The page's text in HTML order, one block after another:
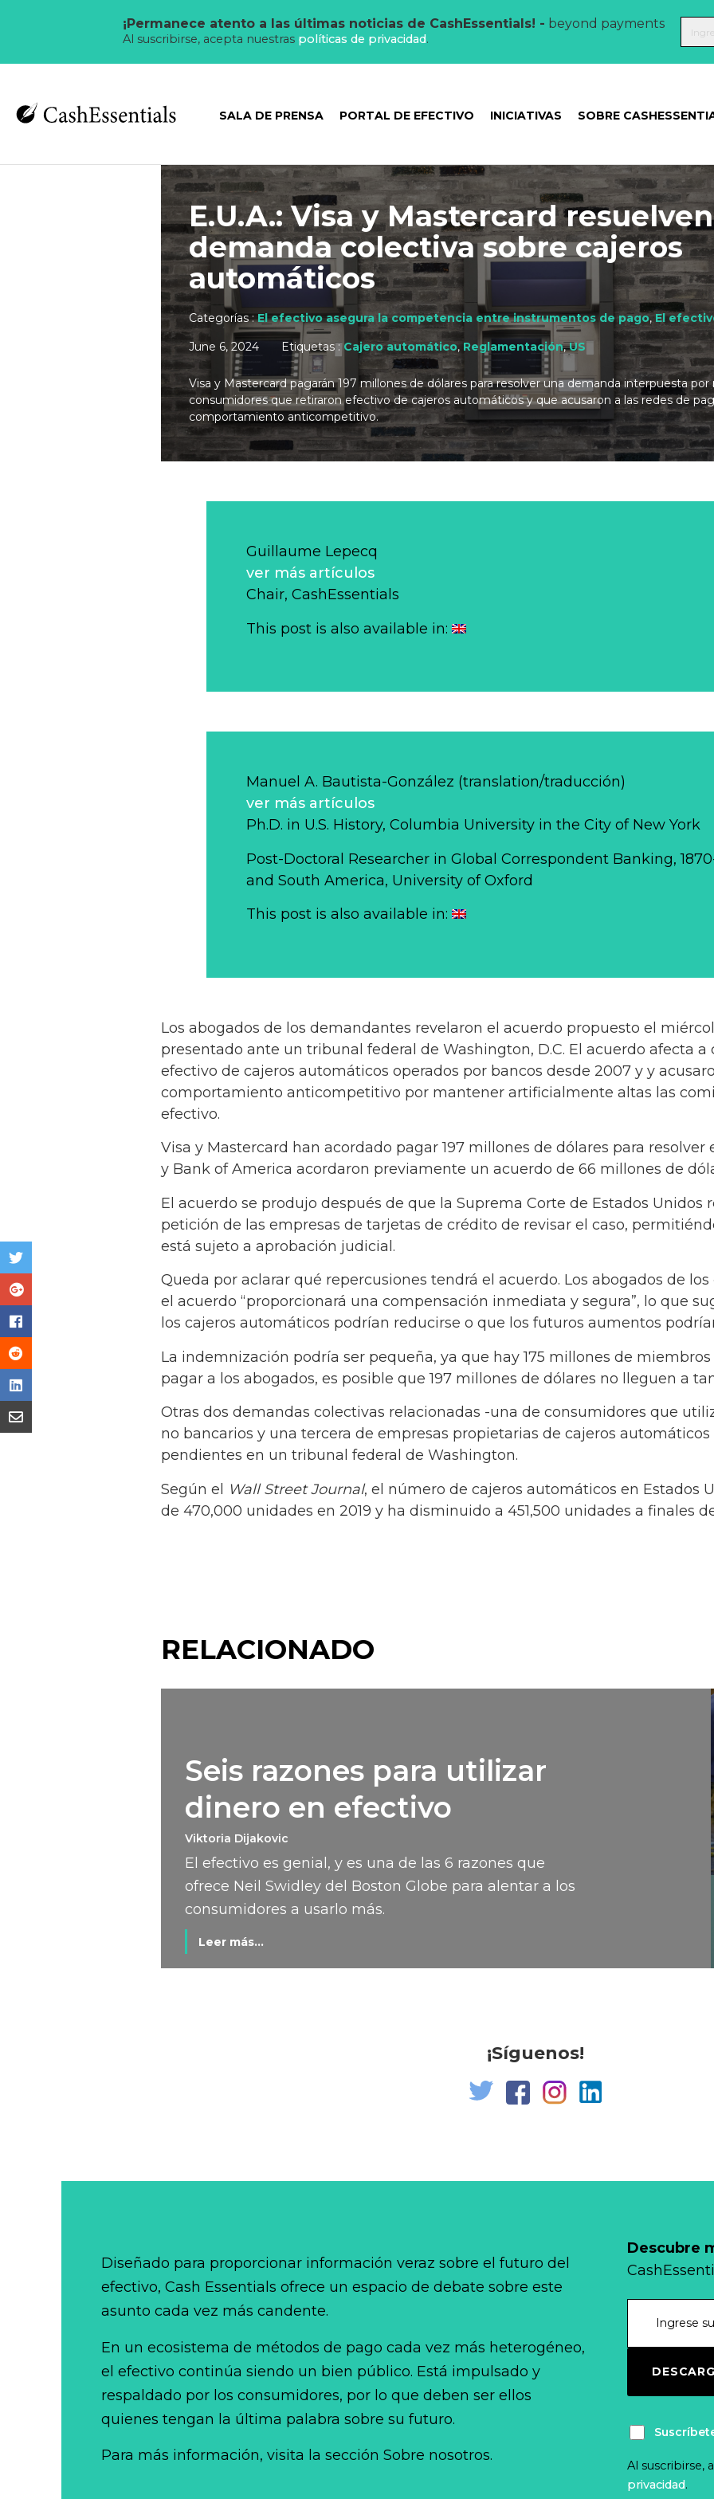
¡Permanece atento a las últimas noticias de CashEssentials! - beyond payments
Al suscribirse, acepta nuestras políticas de privacidad.
SALA DE PRENSA PORTAL DE EFECTIVO INICIATIVAS SOBRE
E.U.A.: Visa y Mastercard resuelven
demanda colectiva sobre cajeros
automáticos
Categorías :El efectivo asegura la competencia entre instrumentos de pago,El
June 6, 2024
Etiquetas :Cajero automático, Reglamentación,US
Visa y Mastercard pagarán 197 millones de dólares para resolver una demanda interpuesta
consumidores que retiraron efectivo de cajeros automáticos y que acusaron a las redes de
comportamiento anticompetitivo.
Guillaume Lepecq
ver más artículos
Chair, CashEssentials
This post is also available in:
Manuel A. Bautista-González (translation/traducción)
ver más artículos
Ph.D. in U.S. History, Columbia University in the City of New York
Post-Doctoral Researcher in Global Correspondent Banking,
and South America, University of Oxford
This post is also available in:
Los abogados de los demandantes revelaron el acuerdo propuesto el
presentado ante un tribunal federal de Washington, D.C. El acuerdo afecta
efectivo de cajeros automáticos operados por bancos desde 2007 y y
comportamiento anticompetitivo por mantener artificialmente altas las
efectivo.
Visa y Mastercard han acordado pagar 197 millones de dólares para resolver
y Bank of America acordaron previamente un acuerdo de 66 millones de
El acuerdo se produjo después de que la Suprema Corte de Estados Unidos
petición de las empresas de tarjetas de crédito de revisar el caso,
está sujeto a aprobación judicial.
Queda por aclarar qué repercusiones tendrá el acuerdo. Los abogados de
el acuerdo “proporcionará una compensación inmediata y segura”, lo que
los cajeros automáticos podrían reducirse o que los futuros aumentos
La indemnización podría ser pequeña, ya que hay 175 millones de
pagar a los abogados, es posible que 197 millones de dólares no lleguen a
Otras dos demandas colectivas relacionadas -una de consumidores que
no bancarios y una tercera de empresas propietarias de cajeros
pendientes en un tribunal federal de Washington.
Según el Wall Street Journal, el número de cajeros automáticos en Estados
de 470,000 unidades en 2019 y ha disminuido a 451,500 unidades a finales
RELACIONADO
Seis razones para utilizar
dinero en efectivo
Viktoria Dijakovic
El efectivo es genial, y es una de las 6 razones que
ofrece Neil Swidley del Boston Globe para alentar a los
consumidores a usarlo más.
Leer más...
¡Síguenos!
Descubre
Al suscribirse,
privacidad.
Diseñado para proporcionar información veraz sobre el futuro del
efectivo, Cash Essentials ofrece un espacio de debate sobre este
asunto cada vez más candente.
En un ecosistema de métodos de pago cada vez más heterogéneo,
el efectivo continúa siendo un bien público. Está impulsado y
respaldado por los consumidores, por lo que deben ser ellos
quienes tengan la última palabra sobre su futuro.
Para más información, visita la sección Sobre nosotros.